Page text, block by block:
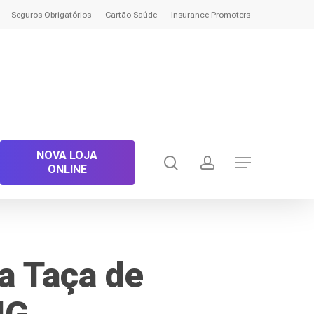
Seguros Obrigatórios Cartão Saúde Insurance Promoters
NOVA LOJA
ONLINE
searchaccount
Menu
Taça de